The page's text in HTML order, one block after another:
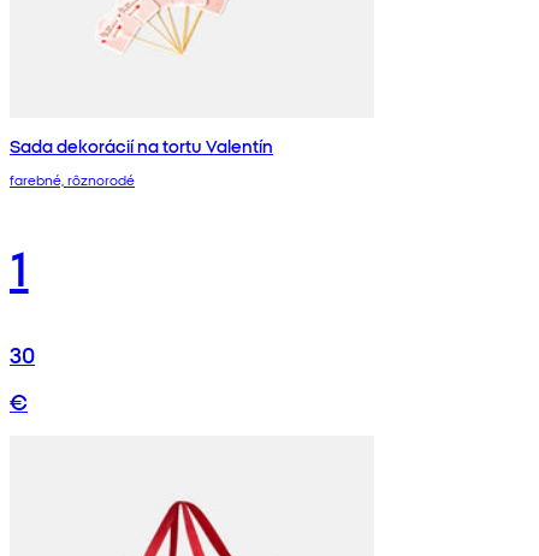
Sada dekorácií na tortu Valentín
farebné, rôznorodé
1
30
€